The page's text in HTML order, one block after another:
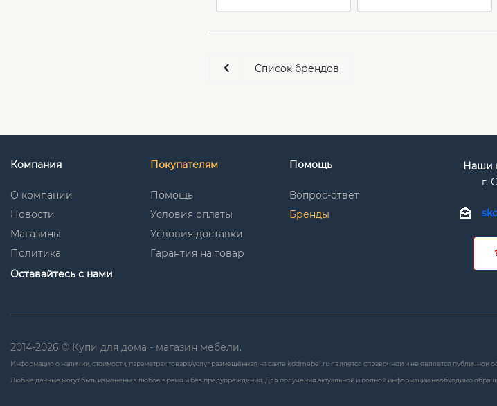
Список брендов
Компания
О компании
Новости
Магазины
Политика
Покупателям
Помощь
Условия оплаты
Условия доставки
Гарантия на товар
Помощь
Вопрос-ответ
Бренды
Оставайтесь с нами
Наши
г.
2014-2026 © Купи для дома - магазин мебели.
Информация о наличии, стоимости, параметрах товара/услуг размещённая на сайте kddmebel.ru является справочной и не является
Любые данные могут быть изменены в любое время и без предупреждения. Для получения актуальной и полной информации необходимо